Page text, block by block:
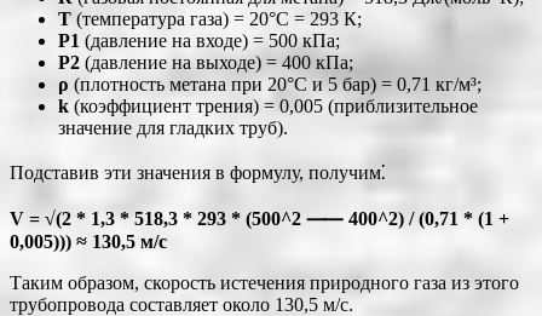
T (температура газа) = 20°C = 293 К;
P1 (давление на входе) = 500 кПа;
P2 (давление на выходе) = 400 кПа;
ρ (плотность метана при 20°C и 5 бар) = 0,71 кг/м³;
k (коэффициент трения) = 0,005 (приблизительное
значение для гладких труб).
Подставив эти значения в формулу, получим⁚
V = √(2 * 1,3 * 518,3 * 293 * (500^2 ⸺ 400^2) / (0,71 * (1 +
0,005))) ≈ 130,5 м/с
Таким образом, скорость истечения природного газа из этого
трубопровода составляет около 130,5 м/с.